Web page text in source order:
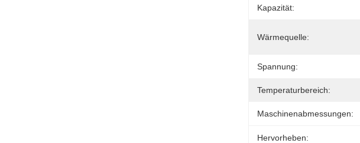
Kapazität:
Wärmequelle:
Spannung:
Temperaturbereich:
Maschinenabmessungen:
Hervorheben: